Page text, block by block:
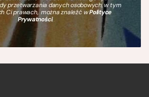
przetwarzania danych osobowych, w tym
Ci prawach, można znaleźć wPolityce
Prywatności.